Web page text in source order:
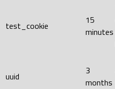
test_cookie
15
minutes
uuid
3
months